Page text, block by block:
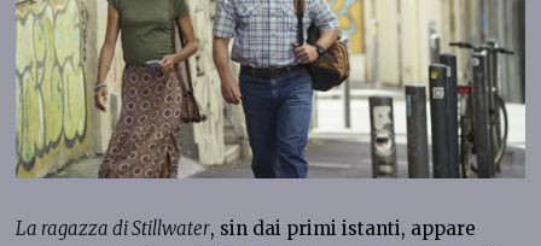
La ragazza di Stillwater, sin dai primi istanti, appare